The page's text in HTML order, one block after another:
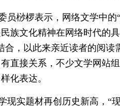
员桫椤表示，网络文学中
族文化精神在网络时代的
合，以此来亲近读者的阅
直接关系，不少文学网站
化表达。
现实题材再创历史新高，“